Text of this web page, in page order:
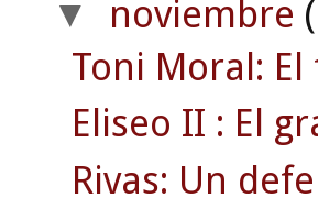
▼ noviembre
Toni Moral:
Eliseo II : El
Rivas: Un